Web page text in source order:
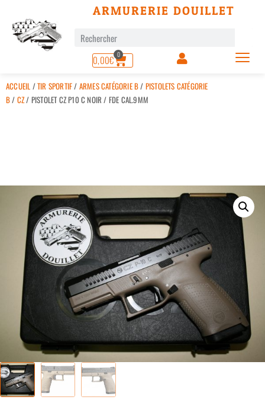
ARMURERIE DOUILLET
0,00€ 0
ACCUEIL /TIR SPORTIF/ ARMES CATÉGORIE B/ PISTOLETS CATÉGORIE
B/ CZ/ PISTOLET CZ P10 C NOIR / FDE CAL.9MM